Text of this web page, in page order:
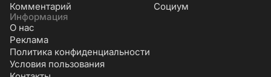
Комментарий
Социум
Информация
О нас
Реклама
Политика конфиденциальности
Условия пользования